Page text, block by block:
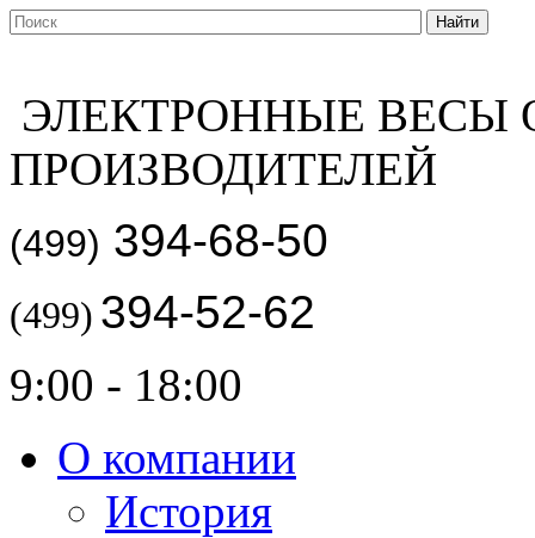
ЭЛЕКТРОННЫЕ ВЕСЫ
ПРОИЗВОДИТЕЛЕЙ
(499) 394-68-50
(499) 394-52-62
9:00 - 18:00
О компании
История